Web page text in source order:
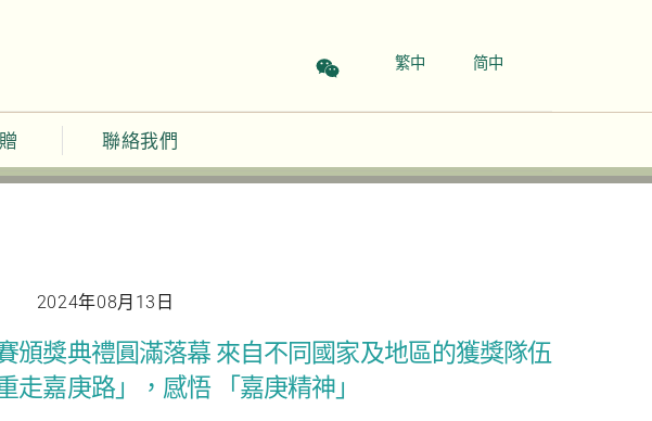
聯絡我們
繁中 简中
2024年08月13日
頒獎典禮圓滿落幕 來自不同國家及地區的獲獎隊伍
走嘉庚路」，感悟 「嘉庚精神」